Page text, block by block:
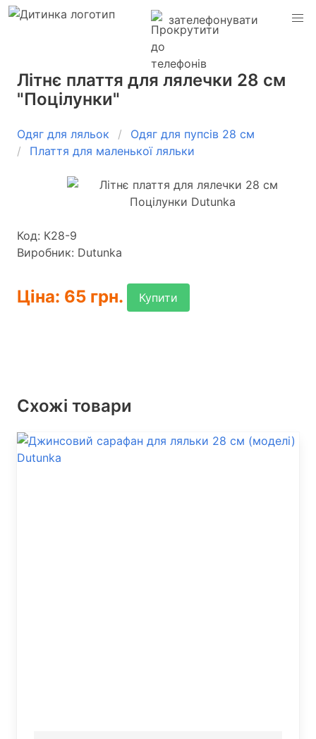
зателефонувати
Літнє плаття для лялечки 28 см
"Поцілунки"
Одяг для ляльок
Одяг для пупсів 28 см
Плаття для маленької ляльки
Код: К28-9
Виробник: Dutunka
Ціна: 65 грн. Купити
Схожі товари